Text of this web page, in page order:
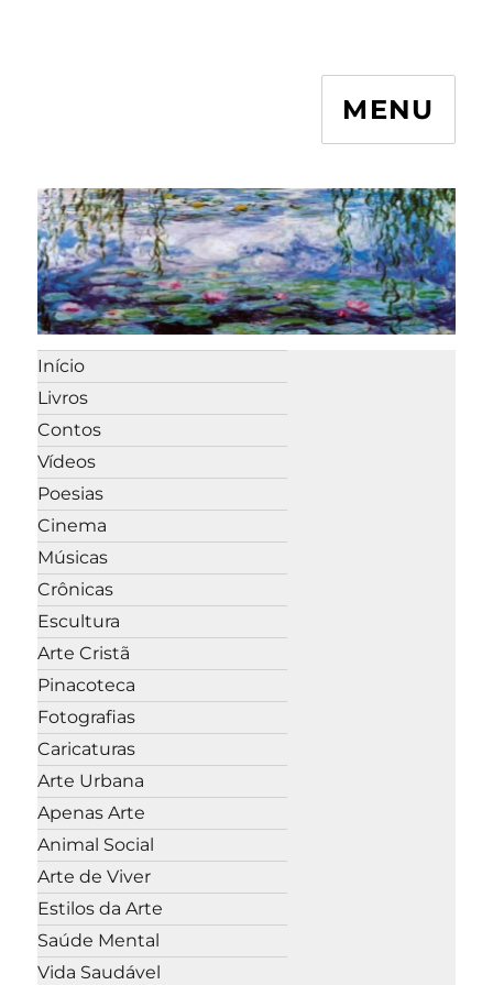
MENU
Início
Livros
Contos
Vídeos
Poesias
Cinema
Músicas
Crônicas
Escultura
Arte Cristã
Pinacoteca
Fotografias
Caricaturas
Arte Urbana
Apenas Arte
Animal Social
Arte de Viver
Estilos da Arte
Saúde Mental
Vida Saudável